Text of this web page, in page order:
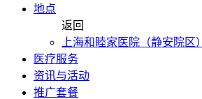
地点
返回
上海和睦家医院（静安院区）
医疗服务
资讯与活动
推广套餐